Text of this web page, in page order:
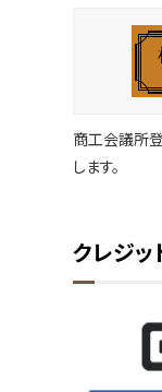
商工会議所
します。
クレジ